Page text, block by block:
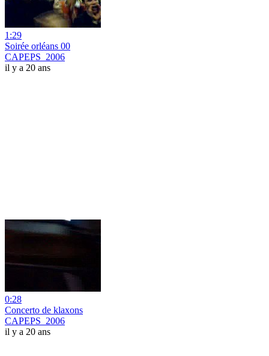
1:29
Soirée orléans 00
CAPEPS_2006
il y a 20 ans
0:28
Concerto de klaxons
CAPEPS_2006
il y a 20 ans